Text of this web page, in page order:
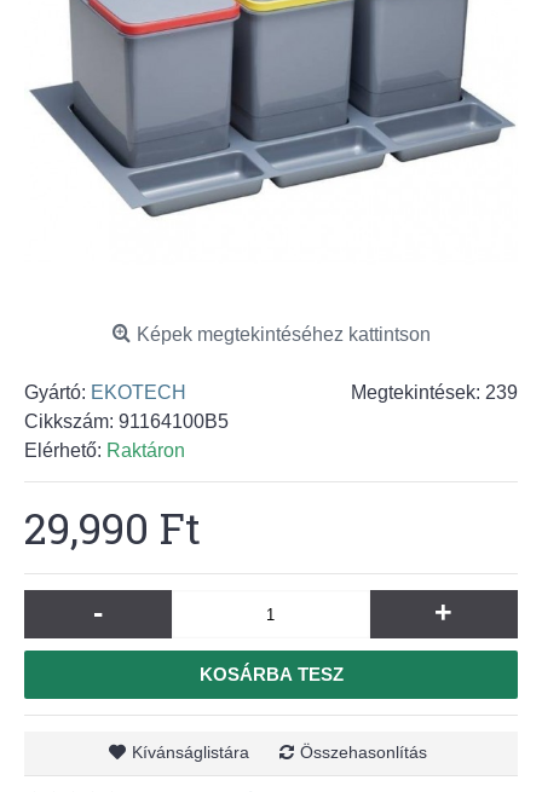
Képek megtekintéséhez kattintson
Megtekintések: 239
Gyártó: EKOTECH
Cikkszám: 91164100B5
Elérhető: Raktáron
29,990 Ft
- +
KOSÁRBA TESZ
Kívánságlistára Összehasonlítás